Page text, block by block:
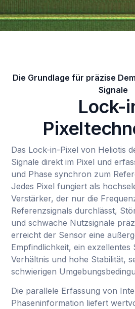
Die Grundlage für präzise
Signale
Lock-
Das Lock-in-Pixel von Heliotis
Signale direkt im Pixel und
und Phase synchron zum
Jedes Pixel fungiert als
Verstärker, der nur die
Referenzsignals durchlässt,
und schwache Nutzsignale
erreicht der Sensor eine
Empfindlichkeit, ein exzellentes
Verhältnis und hohe Stabilität,
schwierigen
Die parallele Erfassung von
Phaseninformation liefert